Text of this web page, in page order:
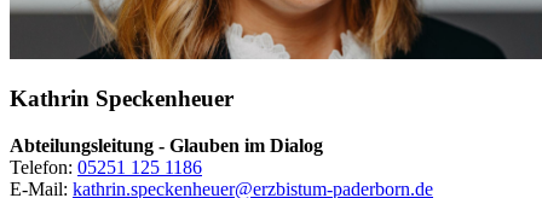
Kathrin Speckenheuer
Abteilungsleitung - Glauben im Dialog
Telefon: 05251 125 1186
E-Mail: kathrin.speckenheuer@erzbistum-paderborn.de